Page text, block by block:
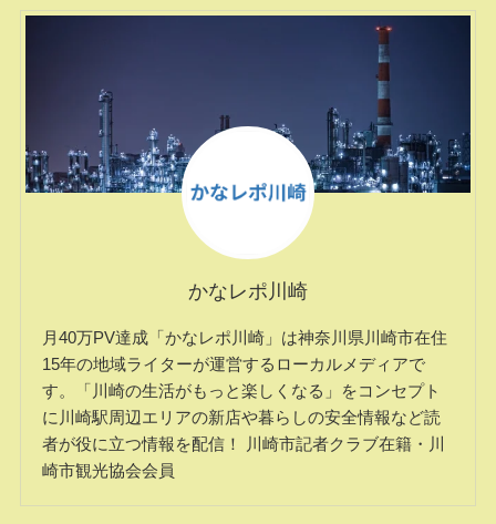
かなレポ川崎
月40万PV達成「かなレポ川崎」は神奈川県川崎市在住
15年の地域ライターが運営するローカルメディアで
す。「川崎の生活がもっと楽しくなる」をコンセプト
に川崎駅周辺エリアの新店や暮らしの安全情報など読
者が役に立つ情報を配信！ 川崎市記者クラブ在籍・川
崎市観光協会会員